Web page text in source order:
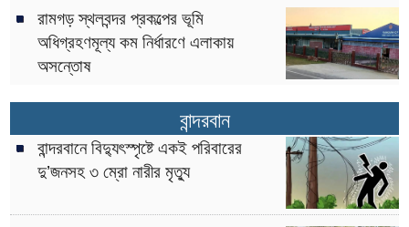
রামগড় স্থলবন্দর প্রকল্পের ভূমি
অধিগ্রহণমূল্য কম নির্ধারণে এলাকায়
অসন্তোষ
বান্দরবান
বান্দরবানে বিদ্যুৎস্পৃষ্টে একই পরিবারের
দু’জনসহ ৩ ম্রো নারীর মৃত্যু